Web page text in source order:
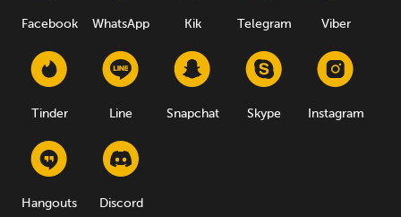
Facebook WhatsApp Kik Telegram Viber
Tinder Line Snapchat Skype Instagram
Hangouts Discord